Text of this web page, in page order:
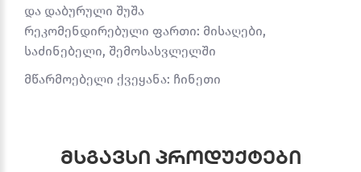
და დაბურული შუშა
რეკომენდირებული ფართი: მისაღები,
საძინებელი, შემოსასვლელში
მწარმოებელი ქვეყანა: ჩინეთი
მსგავსი პროდუქტები